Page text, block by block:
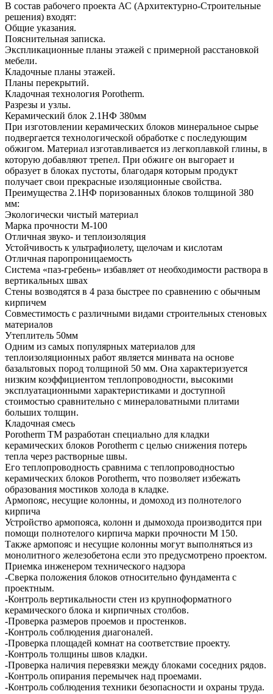
В состав рабочего проекта АС (Архитектурно-Строительные
решения) входят:
Общие указания.
Пояснительная записка.
Экспликационные планы этажей с примерной расстановкой
мебели.
Кладочные планы этажей.
Планы перекрытий.
Кладочная технология Porotherm.
Разрезы и узлы.
Керамический блок 2.1НФ 380мм
При изготовлении керамических блоков минеральное сырье
подвергается технологической обработке с последующим
обжигом. Материал изготавливается из легкоплавкой глины, в
которую добавляют трепел. При обжиге он выгорает и
образует в блоках пустоты, благодаря которым продукт
получает свои прекрасные изоляционные свойства.
Преимущества 2.1НФ поризованных блоков толщиной 380
мм:
Экологически чистый материал
Марка прочности М-100
Отличная звуко- и теплоизоляция
Устойчивость к ультрафиолету, щелочам и кислотам
Отличная паропроницаемость
Система «паз-гребень» избавляет от необходимости раствора в
вертикальных швах
Стены возводятся в 4 раза быстрее по сравнению с обычным
кирпичем
Совместимость с различными видами строительных стеновых
материалов
Утеплитель 50мм
Одним из самых популярных материалов для
теплоизоляционных работ является минвата на основе
базальтовых пород толщиной 50 мм. Она характеризуется
низким коэффициентом теплопроводности, высокими
эксплуатационными характеристиками и доступной
стоимостью сравнительно с минераловатными плитами
больших толщин.
Кладочная смесь
Porotherm TM разработан специально для кладки
керамических блоков Porotherm с целью снижения потерь
тепла через растворные швы.
Его теплопроводность сравнима с теплопроводностью
керамических блоков Porotherm, что позволяет избежать
образования мостиков холода в кладке.
Армопояс, несущие колонны, и домоход из полнотелого
кирпича
Устройство армопояса, колонн и дымохода производится при
помощи полнотелого кирпича марки прочности М 150.
Также армопояс и несущие колонны могут выполняться из
монолитного железобетона если это предусмотрено проектом.
Приемка инженером технического надзора
-Сверка положения блоков относительно фундамента с
проектным.
-Контроль вертикальности стен из крупноформатного
керамического блока и кирпичных столбов.
-Проверка размеров проемов и простенков.
-Контроль соблюдения диагоналей.
-Проверка площадей комнат на соответствие проекту.
-Контроль толщины швов кладки.
-Проверка наличия перевязки между блоками соседних рядов.
-Контроль опирания перемычек над проемами.
-Контроль соблюдения техники безопасности и охраны труда.